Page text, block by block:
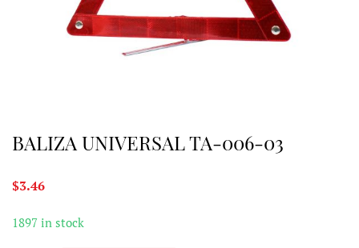
BALIZA UNIVERSAL TA-006-03
$3.46
1897 in stock